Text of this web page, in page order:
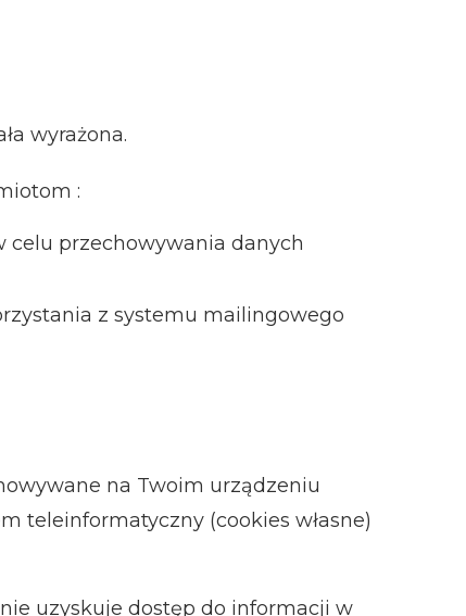
wyrażona.
:
celu przechowywania danych
z systemu mailingowego
na Twoim urządzeniu
teleinformatyczny (cookies własne)
uzyskuje dostęp do informacji w